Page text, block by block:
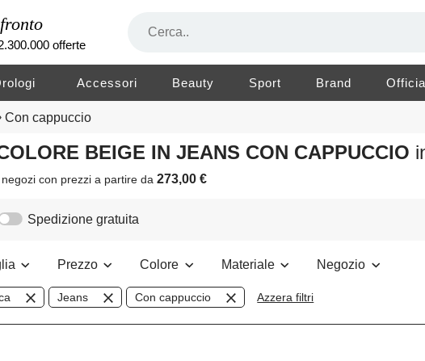
offerte
Accessori Beauty Sport Brand
Con cappuccio
COLORE BEIGE IN JEANS CON CAPPUCCIO
negozicon prezzi a partire da273,00 €
Spedizione gratuita
Prezzo Colore Materiale Negozio
Jeans Con cappuccio Azzera filtri